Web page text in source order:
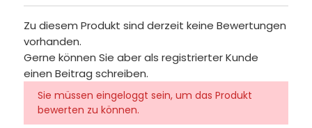
Zu diesem Produkt sind derzeit keine Bewertungen
vorhanden.
Gerne können Sie aber als registrierter Kunde
einen Beitrag schreiben.
Sie müssen eingeloggt sein, um das Produkt
bewerten zu können.